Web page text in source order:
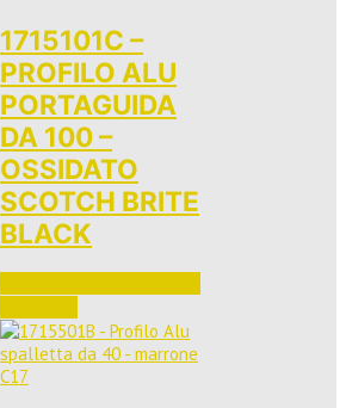
1715101C –
PROFILO ALU
PORTAGUIDA
DA 100 –
OSSIDATO
SCOTCH BRITE
BLACK